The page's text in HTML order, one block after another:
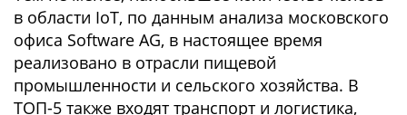
в области IoT, по данным анализа московского
офиса Software AG, в настоящее время
реализовано в отрасли пищевой
промышленности и сельского хозяйства. В
ТОП-5 также входят транспорт и логистика,